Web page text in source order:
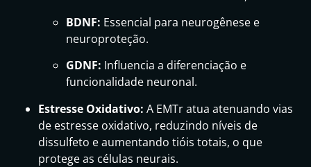
BDNF: Essencial para neurogênese e
neuroproteção.
GDNF: Influencia a diferenciação e
funcionalidade neuronal.
Estresse Oxidativo: A EMTr atua atenuando vias
de estresse oxidativo, reduzindo níveis de
dissulfeto e aumentando tióis totais, o que
protege as células neurais.